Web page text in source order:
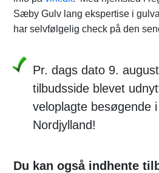
Sæby Gulv lang ekspertise i
har selvfølgelig check på den
Pr. dags dato 9.
tilbudsside blevet
veloplagte besøgende
Nordjylland!
Du kan også indhente